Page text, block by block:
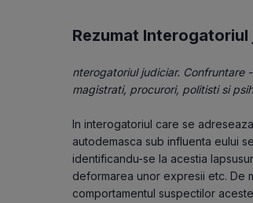
Rezumat
nterogatoriul judiciar. Confruntare
magistrati, procurori, politisti si
In interogatoriul care se
autodemasca sub influenta eului
identificandu-se la acestia
deformarea unor expresii etc. De
comportamentul suspectilor